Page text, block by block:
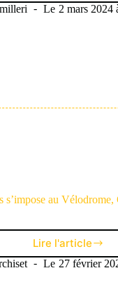
Sarri,
Le 2 mars 2024
s’impose au Vélodrome,
Lire l'article
Road-
trip
Le 27 février